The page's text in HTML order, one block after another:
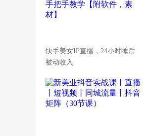
快手美女IP直播，24小时睡后
被动收入